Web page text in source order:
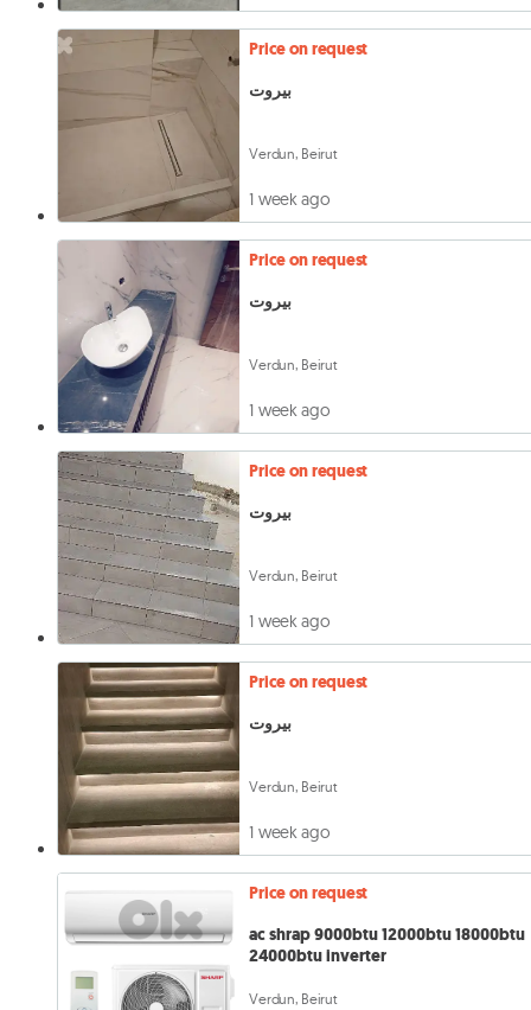
Price on request
بيروت
Verdun, Beirut
1 week ago
Price on request
بيروت
Verdun, Beirut
1 week ago
Price on request
بيروت
Verdun, Beirut
1 week ago
Price on request
بيروت
Verdun, Beirut
1 week ago
Price on request
ac shrap 9000btu 12000btu 18000btu
24000btu inverter
Verdun, Beirut